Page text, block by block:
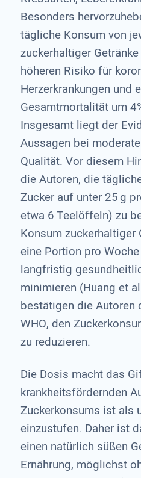
Besonders
tägliche Konsum von
zuckerhaltiger
höheren Risiko für
Herzerkrankungen und
Gesamtmortalität um
Insgesamt liegt der
Aussagen bei
Qualität. Vor diesem
die Autoren, die
Zucker auf unter 25 g
etwa 6 Teelöffeln) zu
Konsum zuckerhaltiger
eine Portion pro
langfristig
minimieren (Huang et
bestätigen die Autoren
WHO, den
zu reduzieren.
Die Dosis macht das
krankheitsfördernden
Zuckerkonsums ist als
einzustufen. Daher ist
einen natürlich süßen
Ernährung, möglichst